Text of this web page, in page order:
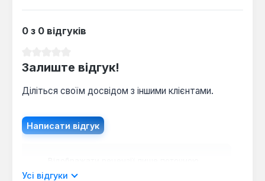
0 з 0 відгуків
Залиште відгук!
Діліться своїм досвідом з іншими клієнтами.
Написати відгук
мовою.
Усі відгуки